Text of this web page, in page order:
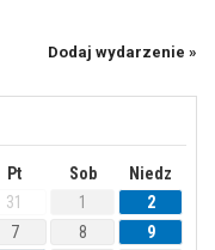
Dodaj wydarzenie »
Pt Sob
Niedz
31 1
2
7 8
9